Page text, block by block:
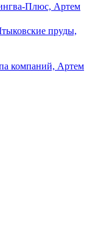
Плюс, Артем
пруды,
компаний, Артем